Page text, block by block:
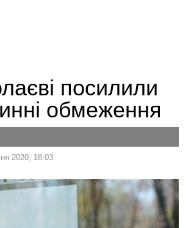
посилили
обмеження
2020, 18:03